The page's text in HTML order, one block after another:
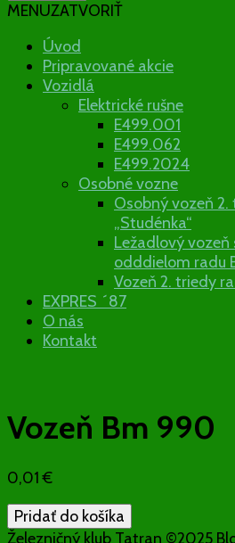
klub
MENUZATVORIŤ
Úvod
Pripravované akcie
Vozidlá
Elektrické rušne
E499.001
E499.062
E499.2024
Osobné vozne
Osobný vozeň
„Studénka“
Ležadlový
odddielom radu
Vozeň 2. triedy
EXPRES ´87
O nás
Kontakt
Vozeň Bm 990
0,01€
množstvo
Vozeň
Pridať do košíka
Železničný klub Tatran ©2025